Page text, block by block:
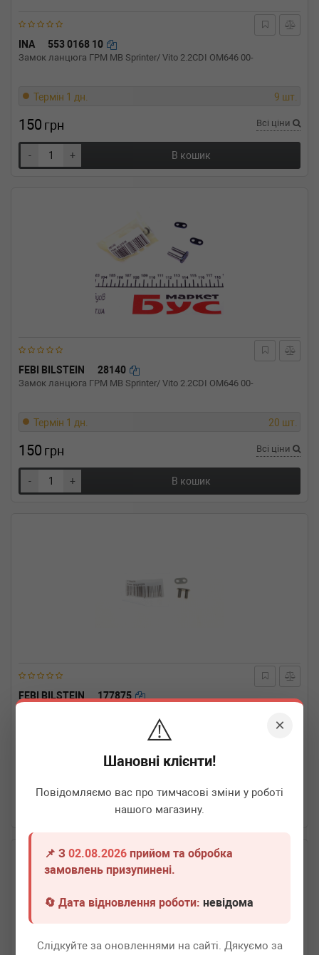
×
⚠️
Шановні клієнти!
Повідомляємо вас про тимчасові зміни у роботі
нашого магазину.
📌 З02.08.2026 прийом та обробка
замовлень призупинені.
🔄 Дата відновлення роботи:невідома
Слідкуйте за оновленнями на сайті. Дякуємо за
INA 553 0168 10
Замок ланцюга ГРМ MB Sprinter/ Vito 2.2CDI OM646 00-
Термін 1 дн. 9 шт.
150 грн Всі ціни
- + В кошик
FEBI BILSTEIN 28140
Замок ланцюга ГРМ MB Sprinter/ Vito 2.2CDI OM646 00-
Термін 1 дн. 20 шт.
150 грн Всі ціни
- + В кошик
FEBI BILSTEIN 177875
В кошик